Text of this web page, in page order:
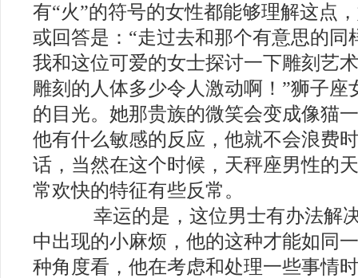
有“火”的符号的女性都能够理解这点
或回答是：“走过去和那个有意思的同
我和这位可爱的女士探讨一下雕刻艺
雕刻的人体多少令人激动啊！”狮子座
的目光。她那贵族的微笑会变成像猫
他有什么敏感的反应，他就不会浪费
话，当然在这个时候，天秤座男性的
常欢快的特征有些反常。
幸运的是，这位男士有办法解
中出现的小麻烦，他的这种才能如同
种角度看，他在考虑和处理一些事情